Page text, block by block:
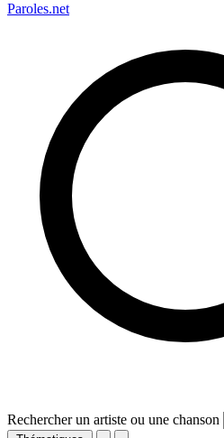
Paroles.net
Rechercher un artiste ou une chanson